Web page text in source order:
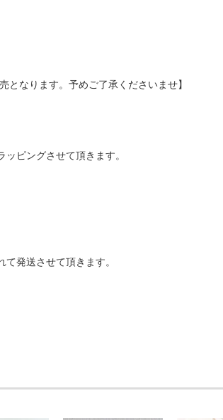
となります。予めご了承くださいませ】
ピングさせて頂きます。
発送させて頂きます。